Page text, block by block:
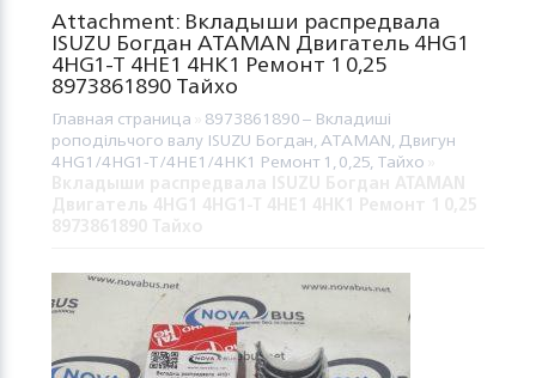
Attachment: Вкладыши распредвала
ISUZU Богдан ATAMAN Двигатель 4HG1
4HG1-T 4HE1 4HK1 Ремонт 1 0,25
8973861890 Тайхо
Главная страница 8973861890 – Вкладиші
роподільчого валу ISUZU Богдан, ATAMAN, Двигун
4HG1/4HG1-T/4HE1/4HK1 Ремонт 1, 0,25, Тайхо